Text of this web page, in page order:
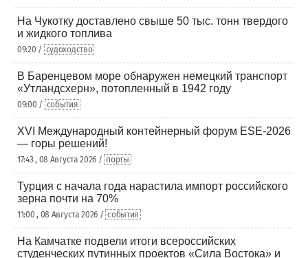
На Чукотку доставлено свыше 50 тыс. тонн твердого
и жидкого топлива
09:20 / судоходство
В Баренцевом море обнаружен немецкий транспорт
«Утландсхерн», потопленный в 1942 году
09:00 / события
XVI Международный контейнерный форум ESE-2026
— горы решений!
17:43 , 08 Августа 2026 / порты
Турция с начала года нарастила импорт российского
зерна почти на 70%
11:00 , 08 Августа 2026 / события
На Камчатке подвели итоги всероссийских
студенческих путинных проектов «Сила Востока» и